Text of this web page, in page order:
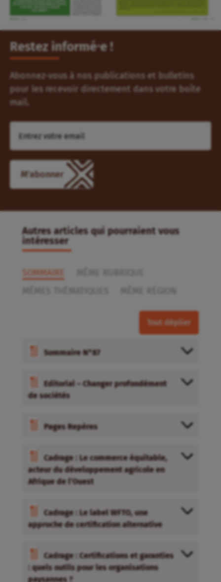
Restez informé⸱e !
Abonnez-vous à nos publications et bulletins
pour les recevoir directement dans votre boîte
mail.
M'abonner
Autres articles qui pourraient vous
intéresser
SOMMAIRE
Tout déplier
Sommaire N°87
Editorial – Changer profondément
de sociétés
Pages Repères
Cadrage : Le commerce équitable,
acteur du développement agricole en
Afrique de l’Ouest
Cadrage : Le label WFTO, une
approche de certification alternative
Cadrage : Certifications et garanties
: quels outils pour les organisations
paysannes ?